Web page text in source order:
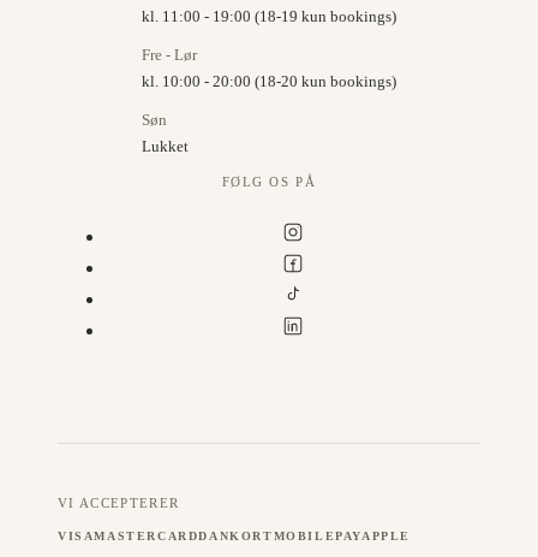
kl. 11:00 - 19:00 (18-19 kun bookings)
Fre - Lør
kl. 10:00 - 20:00 (18-20 kun bookings)
Søn
Lukket
FØLG OS PÅ
VI ACCEPTERER
VISAMASTERCARDDANKORTMOBILEPAYAPPLE